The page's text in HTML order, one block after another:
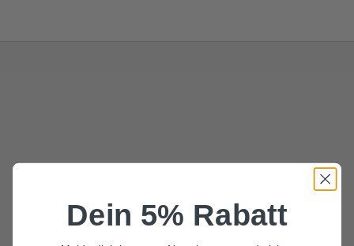
Dein 5% Rabatt